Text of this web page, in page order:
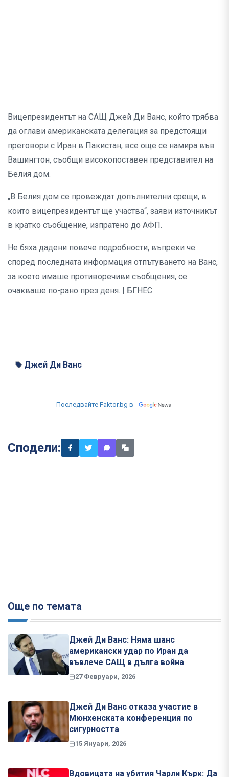
Вицепрезидентът на САЩ Джей Ди Ванс, който трябва
да оглави американската делегация за предстоящи
преговори с Иран в Пакистан, все още се намира във
Вашингтон, съобщи високопоставен представител на
Белия дом.
„В Белия дом се провеждат допълнителни срещи, в
които вицепрезидентът ще участва“, заяви източникът
в кратко съобщение, изпратено до АФП.
Не бяха дадени повече подробности, въпреки че
според последната информация отпътуването на Ванс,
за което имаше противоречиви съобщения, се
очакваше по-рано през деня. | БГНЕС
Джей Ди Ванс
Последвайте Faktor.bg в
Сподели:
Още по темата
Джей Ди Ванс: Няма шанс
американски удар по Иран да
въвлече САЩ в дълга война
27 Февруари, 2026
Джей Ди Ванс отказа участие в
Мюнхенската конференция по
сигурността
15 Януари, 2026
Вдовицата на убития Чарли Кърк: Да